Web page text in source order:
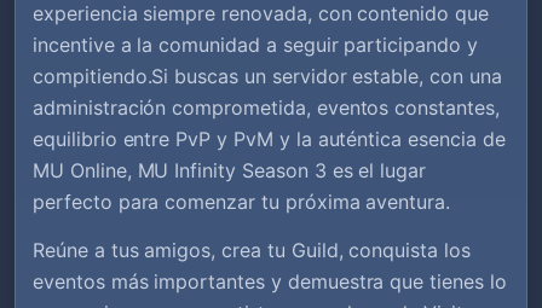
experiencia siempre renovada, con contenido que
incentive a la comunidad a seguir participando y
compitiendo.Si buscas un servidor estable, con una
administración comprometida, eventos constantes,
equilibrio entre PvP y PvM y la auténtica esencia de
MU Online, MU Infinity Season 3 es el lugar
perfecto para comenzar tu próxima aventura.
Reúne a tus amigos, crea tu Guild, conquista los
eventos más importantes y demuestra que tienes lo